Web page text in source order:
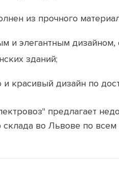
из прочного
и элегантным
зданий;
и красивый дизайн по
предлагает
склада во Львове по